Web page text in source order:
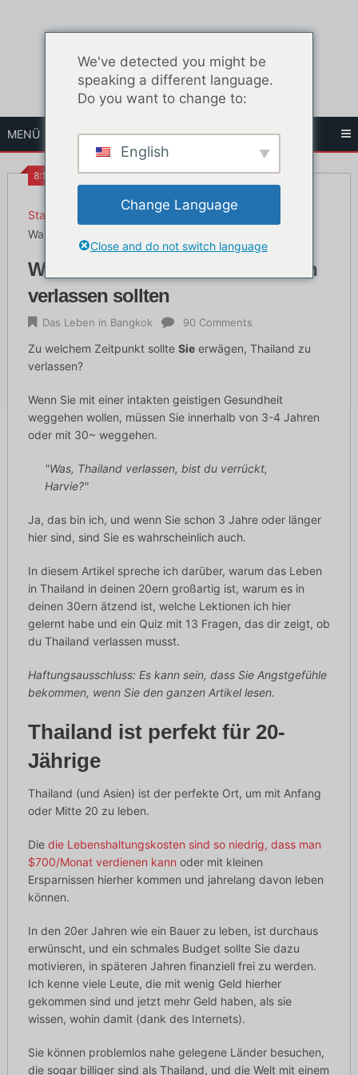
MENÜ
8:17 a.m.
Startseite
Das Leben in Bangkok
Warum Sie Thailand in Ihren 30ern verlassen sollten
Warum Sie Thailand in Ihren 30ern
verlassen sollten
Das Leben in Bangkok 90 Comments
Zu welchem Zeitpunkt sollte Sieerwägen, Thailand zu
verlassen?
Wenn Sie mit einer intakten geistigen Gesundheit
weggehen wollen, müssen Sie innerhalb von 3-4 Jahren
oder mit 30~ weggehen.
"Was, Thailand verlassen, bist du verrückt,
Harvie?"
Ja, das bin ich, und wenn Sie schon 3 Jahre oder länger
hier sind, sind Sie es wahrscheinlich auch.
In diesem Artikel spreche ich darüber, warum das Leben
in Thailand in deinen 20ern großartig ist, warum es in
deinen 30ern ätzend ist, welche Lektionen ich hier
gelernt habe und ein Quiz mit 13 Fragen, das dir zeigt, ob
du Thailand verlassen musst.
Haftungsausschluss: Es kann sein, dass Sie Angstgefühle
bekommen, wenn Sie den ganzen Artikel lesen.
Thailand ist perfekt für 20-
Jährige
Thailand (und Asien) ist der perfekte Ort, um mit Anfang
oder Mitte 20 zu leben.
Die die Lebenshaltungskosten sind so niedrig, dass man
$700/Monat verdienen kann oder mit kleinen
Ersparnissen hierher kommen und jahrelang davon leben
können.
In den 20er Jahren wie ein Bauer zu leben, ist durchaus
erwünscht, und ein schmales Budget sollte Sie dazu
motivieren, in späteren Jahren finanziell frei zu werden.
Ich kenne viele Leute, die mit wenig Geld hierher
gekommen sind und jetzt mehr Geld haben, als sie
wissen, wohin damit (dank des Internets).
Sie können problemlos nahe gelegene Länder besuchen,
die sogar billiger sind als Thailand, und die Welt mit einem
We've detected you might be
speaking a different language.
Do you want to change to:
English
Change Language
Close and do not switch language